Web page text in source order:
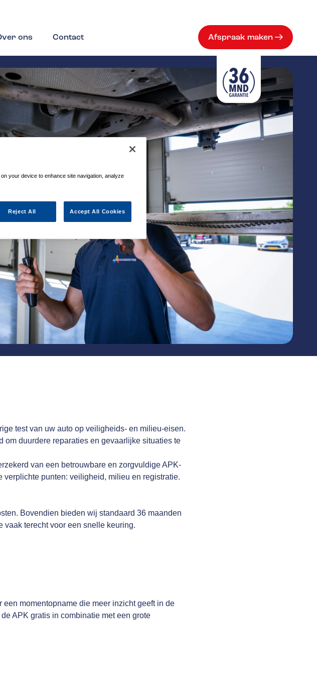
ons Contact Afspraak maken
test van uw auto op veiligheids- en milieu-eisen.
duurdere reparaties en gevaarlijke situaties te
van een betrouwbare en zorgvuldige APK-
punten: veiligheid, milieu en registratie.
Bovendien bieden wij standaard 36 maanden
vaak terecht voor een snelle keuring.
momentopname die meer inzicht geeft in de
APK gratis in combinatie met een grote
your device to enhance site navigation, analyze
Reject All Accept All Cookies